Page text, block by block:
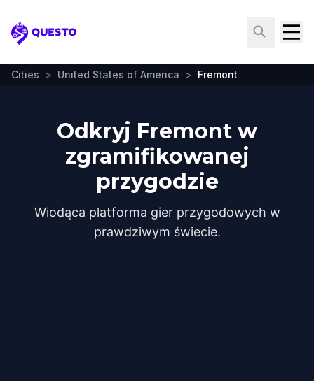
Questo
Cities > United States of America > Fremont
Odkryj Fremont w
zgramifikowanej
przygodzie
Wiodąca platforma gier przygodowych w
prawdziwym świecie.